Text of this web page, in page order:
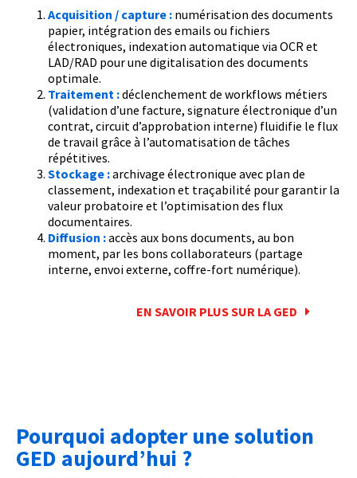
Acquisition / capture : numérisation des documents
papier, intégration des emails ou fichiers
électroniques, indexation automatique via OCR et
LAD/RAD pour une digitalisation des documents
optimale.
Traitement :déclenchement de workflows métiers
(validation d’une facture, signature électronique d’un
contrat, circuit d’approbation interne) fluidifie le flux
de travail grâce à l’automatisation de tâches
répétitives.
Stockage :archivage électronique avec plan de
classement, indexation et traçabilité pour garantir la
valeur probatoire et l’optimisation des flux
documentaires.
Diffusion :accès aux bons documents, au bon
moment, par les bons collaborateurs (partage
interne, envoi externe, coffre-fort numérique).
EN SAVOIR PLUS SUR LA GED
Pourquoi adopter une solution
GED aujourd’hui ?